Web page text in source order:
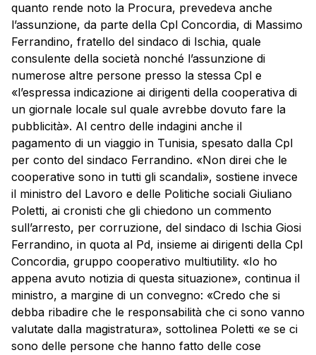
quanto rende noto la Procura, prevedeva anche
l’assunzione, da parte della Cpl Concordia, di Massimo
Ferrandino, fratello del sindaco di Ischia, quale
consulente della società nonché l’assunzione di
numerose altre persone presso la stessa Cpl e
«l’espressa indicazione ai dirigenti della cooperativa di
un giornale locale sul quale avrebbe dovuto fare la
pubblicità». Al centro delle indagini anche il
pagamento di un viaggio in Tunisia, spesato dalla Cpl
per conto del sindaco Ferrandino. «Non direi che le
cooperative sono in tutti gli scandali», sostiene invece
il ministro del Lavoro e delle Politiche sociali Giuliano
Poletti, ai cronisti che gli chiedono un commento
sull’arresto, per corruzione, del sindaco di Ischia Giosi
Ferrandino, in quota al Pd, insieme ai dirigenti della Cpl
Concordia, gruppo cooperativo multiutility. «Io ho
appena avuto notizia di questa situazione», continua il
ministro, a margine di un convegno: «Credo che si
debba ribadire che le responsabilità che ci sono vanno
valutate dalla magistratura», sottolinea Poletti «e se ci
sono delle persone che hanno fatto delle cose